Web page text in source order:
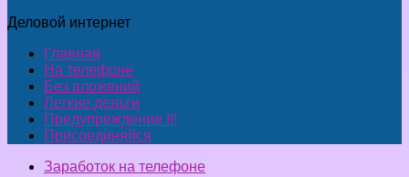
Деловой интернет
Главная
На телефоне
Без вложений
Легкие деньги
Предупреждение !!!
Присоединяйся
Заработок на телефоне